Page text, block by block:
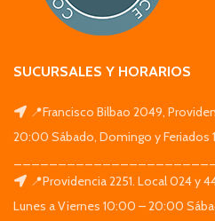
SUCURSALES Y HORARIOS
📍Francisco Bilbao 2049,
20:00 Sábado, Domingo y Feriados
📍Providencia 2251. Local 024 y
Lunes a Viernes 10:00 – 20:00